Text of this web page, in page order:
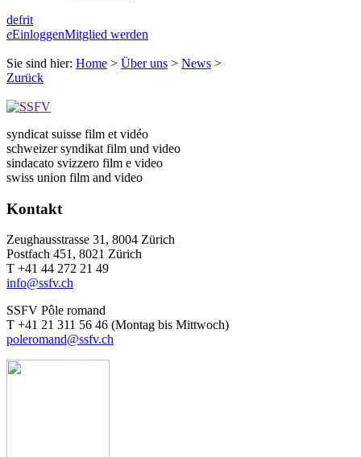
defrit
eEinloggenMitglied werden
Sie sind hier: Home > Über uns > News >
Zurück
syndicat suisse film et vidéo
schweizer syndikat film und video
sindacato svizzero film e video
swiss union film and video
Kontakt
Zeughausstrasse 31, 8004 Zürich
Postfach 451, 8021 Zürich
T +41 44 272 21 49
info@ssfv.ch
SSFV Pôle romand
T +41 21 311 56 46 (Montag bis Mittwoch)
poleromand@ssfv.ch